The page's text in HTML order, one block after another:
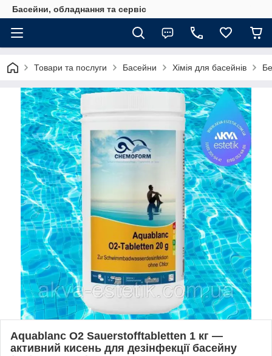
Басейни, обладнання та сервіс
Товари та послуги Басейни Хімія для басейнів
Aquablanc O2 Sauerstofftabletten 1 кг —
активний кисень для дезінфекції басейну